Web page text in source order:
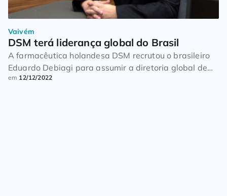
Vaivém
DSM terá liderança global do Brasil
A farmacêutica holandesa DSM recrutou o brasileiro
Eduardo Debiagi para assumir a diretoria global de
gestão estratégica de matérias-primas. O executivo
em 12/12/2022